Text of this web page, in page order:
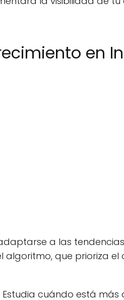
en
a las
que prioriza
Estudia cuándo está más